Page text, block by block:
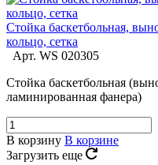
Стойка баскетбольная,
кольцо, сетка
Арт. WS 020305
Стойка баскетбольная
ламинированная фанера)
В корзину В корзине
Загрузить еще